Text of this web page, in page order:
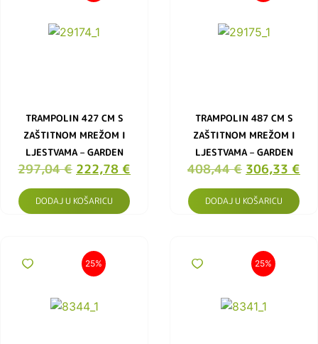
TRAMPOLIN 427 CM S
ZAŠTITNOM MREŽOM I
LJESTVAMA – GARDEN
297,04€ 222,78 €
DODAJ U KOŠARICU
TRAMPOLIN 487 CM S
ZAŠTITNOM MREŽOM I
LJESTVAMA – GARDEN
408,44€ 306,33 €
DODAJ U KOŠARICU
25% 25%